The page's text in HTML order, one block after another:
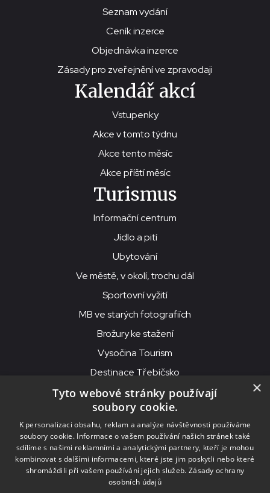
Seznam vydání
Ceník inzerce
Objednávka inzerce
Zásady pro zveřejnění ve zpravodaji
Kalendář akcí
Vstupenky
Akce v tomto týdnu
Akce tento měsíc
Akce příští měsíc
Turismus
Informační centrum
Jídlo a pití
Ubytování
Ve městě, v okolí, trochu dál
Sportovní vyžití
MB ve starých fotografiích
Brožury ke stažení
Vysočina Tourism
Destinace Třebíčsko
© 2026MKS Beseda Mor. Budějovice
MKS Beseda, příspěvková organizace, Purcnerova 62, 676 02
Moravské Budějovice
IČO: 00091758, DIČ: CZ00091758, ID datové schránky: chjn2kd
×
Tyto webové stránky používají
soubory cookie.
K personalizaci obsahu, reklam a analýze návštěvnosti používáme
soubory cookie. Informace o vašem používání našich stránek také
sdílíme s našimi reklamními a analytickými partnery, kteří je mohou
kombinovat s dalšími informacemi, které jste jim poskytli nebo které
shromáždili při vašem používání jejich služeb. Zásady ochrany
osobních údajů